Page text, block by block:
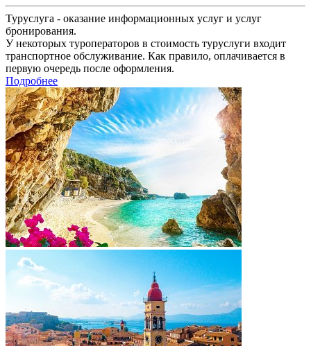
Туруслуга - оказание информационных услуг и услуг
бронирования.
У некоторых туроператоров в стоимость туруслуги входит
транспортное обслуживание. Как правило, оплачивается в
первую очередь после оформления.
Подробнее